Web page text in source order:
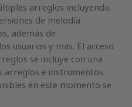
arreglos incluyendo
de melodía
además de
usuarios y más. El acceso
se incluye con una
arreglos e instrumentos
en este momento se